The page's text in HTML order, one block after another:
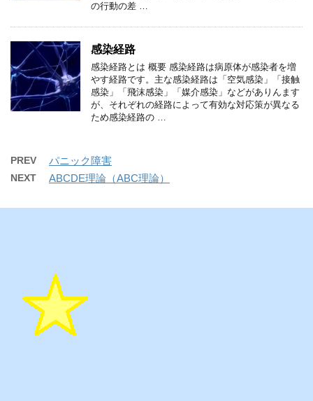
の行動の差 …
感染経路
感染経路とは 概要 感染経路は病原体が感染者を増
やす経路です。主な感染経路は「空気感染」「接触
感染」「飛沫感染」「媒介感染」などがありんます
が、それぞれの経路によって有効な対応策が異なる
ため感染経路の …
PREV パニック障害
NEXT ABCDE理論（ABC理論）